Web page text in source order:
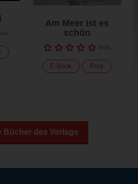
)
Am Meer ist es
schön
(505)
E-Book Print
Bücher des Verlags